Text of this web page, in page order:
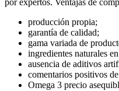
por expertos. Ventajas de
producción propia;
garantía de calidad;
gama variada de
ingredientes naturales
ausencia de aditivos
comentarios positivos
Omega 3 precio